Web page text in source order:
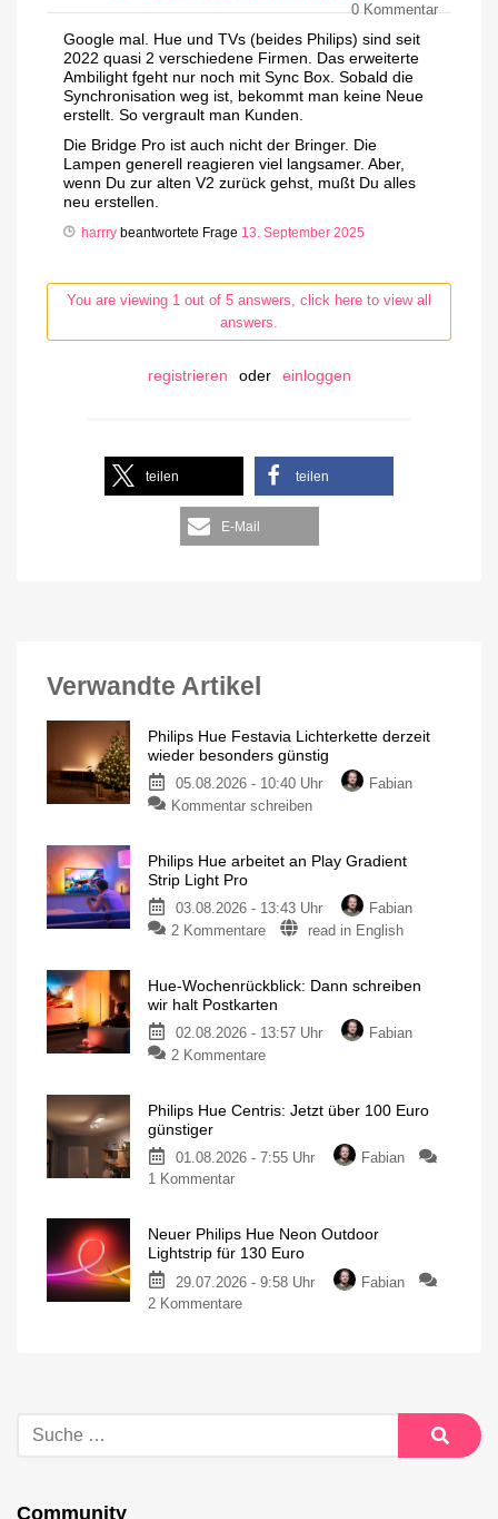
0Kommentar
Google mal. Hue und TVs (beides Philips) sind seit
2022 quasi 2 verschiedene Firmen. Das erweiterte
Ambilight fgeht nur noch mit Sync Box. Sobald die
Synchronisation weg ist, bekommt man keine Neue
erstellt. So vergrault man Kunden.
Die Bridge Pro ist auch nicht der Bringer. Die
Lampen generell reagieren viel langsamer. Aber,
wenn Du zur alten V2 zurück gehst, mußt Du alles
neu erstellen.
harrry beantwortete Frage 13. September 2025
You are viewing 1 out of 5 answers, click here to view all
answers.
registrieren oder einloggen
teilen teilen
E-Mail
Verwandte Artikel
Philips Hue Festavia Lichterkette derzeit
wieder besonders günstig
05.08.2026 - 10:40 Uhr
Fabian
Kommentar schreiben
Philips Hue arbeitet an Play Gradient
Strip Light Pro
03.08.2026 - 13:43 Uhr
Fabian
2 Kommentare
read in English
Hue-Wochenrückblick: Dann schreiben
wir halt Postkarten
02.08.2026 - 13:57 Uhr
Fabian
2 Kommentare
Philips Hue Centris: Jetzt über 100 Euro
günstiger
01.08.2026 - 7:55 Uhr
Fabian
1 Kommentar
Neuer Philips Hue Neon Outdoor
Lightstrip für 130 Euro
29.07.2026 - 9:58 Uhr
Fabian
2 Kommentare
Community